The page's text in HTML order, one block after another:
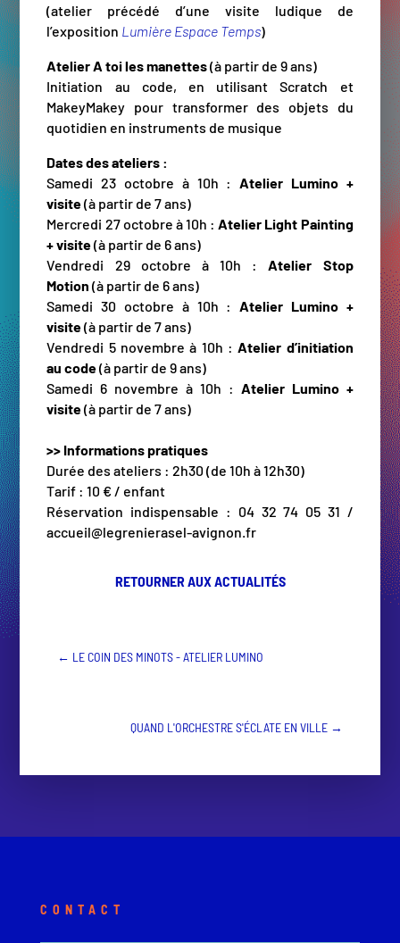
(atelier précédé d’une visite ludique de
l’exposition Lumière Espace Temps)
Atelier A toi les manettes(à partir de 9 ans)
Initiation au code, en utilisant Scratch et
MakeyMakey pour transformer des objets du
quotidien en instruments de musique
Dates des ateliers :
Samedi 23 octobre à 10h :Atelier Lumino +
visite(à partir de 7 ans)
Mercredi 27 octobre à 10h :Atelier Light Painting
+ visite(à partir de 6 ans)
Vendredi 29 octobre à 10h :
Atelier Stop
Motion (à partir de 6 ans)
Samedi 30 octobre à 10h :Atelier Lumino +
visite(à partir de 7 ans)
Vendredi 5 novembre à 10h :Atelier d’initiation
au code(à partir de 9 ans)
Samedi 6 novembre à 10h : Atelier Lumino +
visite(à partir de 7 ans)
>> Informations pratiques
Durée des ateliers : 2h30 (de 10h à 12h30)
Tarif : 10 € / enfant
Réservation indispensable : 04 32 74 05 31 /
accueil@legrenierasel-avignon.fr
RETOURNER AUX ACTUALITÉS
← LE COIN DES MINOTS - ATELIER LUMINO
QUAND L'ORCHESTRE S'ÉCLATE EN VILLE→
CONTACT